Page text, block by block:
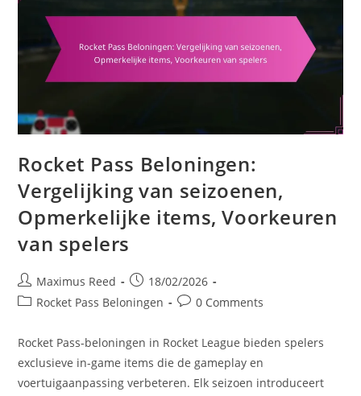
Rocket Pass Beloningen:
Vergelijking van seizoenen,
Opmerkelijke items, Voorkeuren
van spelers
Post
author:
Maximus Reed
Post
published:
18/02/2026
PostRocket Pass Beloningen
Post0 Comments
Rocket Pass-beloningen in Rocket League bieden spelers
exclusieve in-game items die de gameplay en
voertuigaanpassing verbeteren. Elk seizoen introduceert